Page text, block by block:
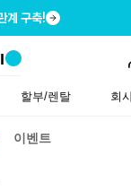
계 구축!
할부/렌탈 회
이벤트